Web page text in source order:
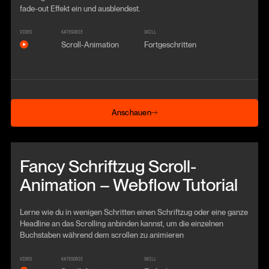
fade-out Effekt ein und ausblendest.
VIDEO KATEGORIE
Scroll-Animation
SKILL
Fortgeschritten
Anschauen
Anschauen
Fancy Schriftzug Scroll-
Animation – Webflow Tutorial
Lerne wie du in wenigen Schritten einen Schriftzug oder eine ganze
Headline an das Scrolling anbinden kannst, um die einzelnen
Buchstaben während dem scrollen zu animieren
VIDEO KATEGORIE SKILL